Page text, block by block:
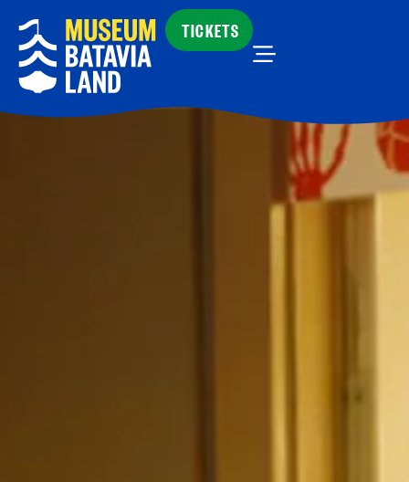
TICKETS